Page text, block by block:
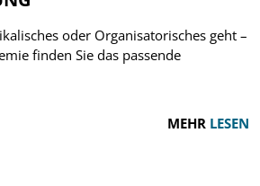
oder Organisatorisches geht –
finden Sie das passende
MEHR LESEN